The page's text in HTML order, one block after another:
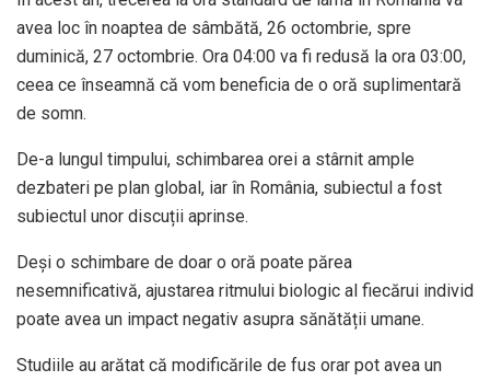
avea loc în noaptea de sâmbătă, 26 octombrie, spre
duminică, 27 octombrie. Ora 04:00 va fi redusă la ora 03:00,
ceea ce înseamnă că vom beneficia de o oră suplimentară
de somn.
De-a lungul timpului, schimbarea orei a stârnit ample
dezbateri pe plan global, iar în România, subiectul a fost
subiectul unor discuții aprinse.
Deși o schimbare de doar o oră poate părea
nesemnificativă, ajustarea ritmului biologic al fiecărui individ
poate avea un impact negativ asupra sănătății umane.
Studiile au arătat că modificările de fus orar pot avea un